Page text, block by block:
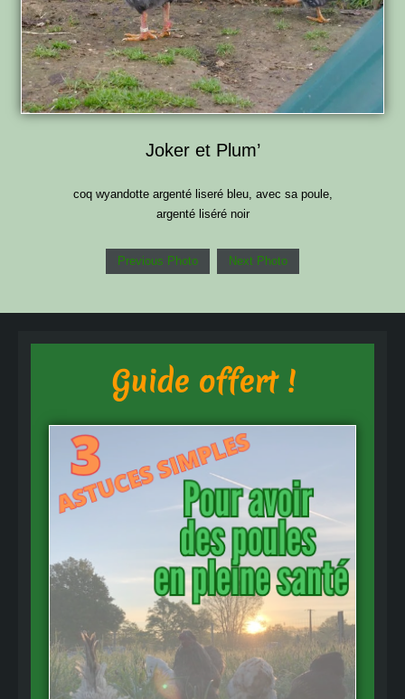
Joker et Plum’
coq wyandotte argenté liseré bleu, avec sa poule,
argenté liséré noir
Previous Photo Next Photo
Guide offert !